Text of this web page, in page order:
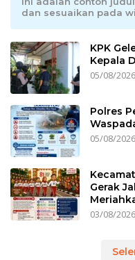
dan sesuaikan pada
KPK
Kepala
05/08/2026
Polres
05/08/2026
Gerak
03/08/2026